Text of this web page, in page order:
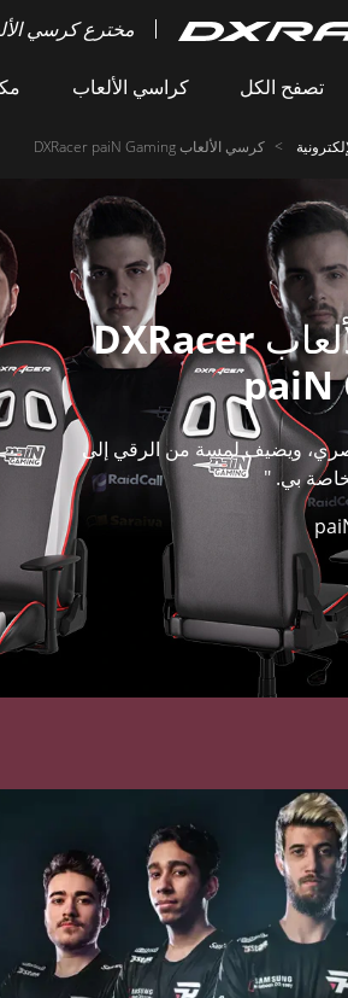
مخترع كرسي
تصفح الكل كراسي الألعاب
كرسي الألعاب DXRacer paiN Gaming
كرسي الألعاب DXRacer
paiN
ويضيف لمسة من الرقي إلى
بي. "